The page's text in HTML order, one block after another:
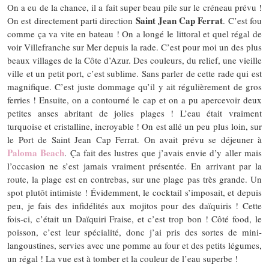
On a eu de la chance, il a fait super beau pile sur le créneau prévu !
On est directement parti direction Saint Jean Cap Ferrat. C’est fou
comme ça va vite en bateau ! On a longé le littoral et quel régal de
voir Villefranche sur Mer depuis la rade. C’est pour moi un des plus
beaux villages de la Côte d’Azur. Des couleurs, du relief, une vieille
ville et un petit port, c’est sublime. Sans parler de cette rade qui est
magnifique. C’est juste dommage qu’il y ait régulièrement de gros
ferries ! Ensuite, on a contourné le cap et on a pu apercevoir deux
petites anses abritant de jolies plages ! L’eau était vraiment
turquoise et cristalline, incroyable ! On est allé un peu plus loin, sur
le Port de Saint Jean Cap Ferrat. On avait prévu se déjeuner à
Paloma Beach. Ça fait des lustres que j’avais envie d’y aller mais
l’occasion ne s’est jamais vraiment présentée. En arrivant par la
route, la plage est en contrebas, sur une plage pas très grande. Un
spot plutôt intimiste ! Évidemment, le cocktail s’imposait, et depuis
peu, je fais des infidélités aux mojitos pour des daïquiris ! Cette
fois-ci, c’était un Daïquiri Fraise, et c’est trop bon ! Côté food, le
poisson, c’est leur spécialité, donc j’ai pris des sortes de mini-
langoustines, servies avec une pomme au four et des petits légumes,
un régal ! La vue est à tomber et la couleur de l’eau superbe !